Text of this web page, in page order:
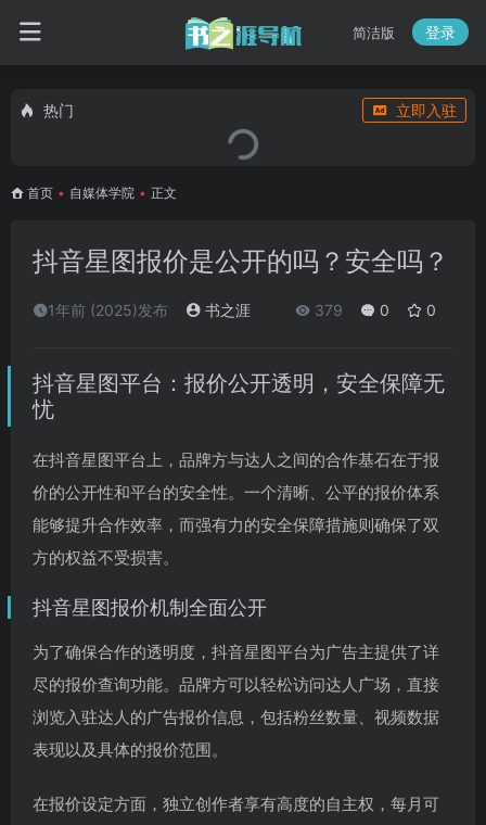
简洁版 登录
热门 立即入驻
首页 • 自媒体学院 • 正文
抖音星图报价是公开的吗？安全吗？
1年前 (2025)发布 书之涯 379 0 0
抖音星图平台：报价公开透明，安全保障无
忧
在抖音星图平台上，品牌方与达人之间的合作基石在于报
价的公开性和平台的安全性。一个清晰、公平的报价体系
能够提升合作效率，而强有力的安全保障措施则确保了双
方的权益不受损害。
抖音星图报价机制全面公开
为了确保合作的透明度，抖音星图平台为广告主提供了详
尽的报价查询功能。品牌方可以轻松访问达人广场，直接
浏览入驻达人的广告报价信息，包括粉丝数量、视频数据
表现以及具体的报价范围。
在报价设定方面，独立创作者享有高度的自主权，每月可